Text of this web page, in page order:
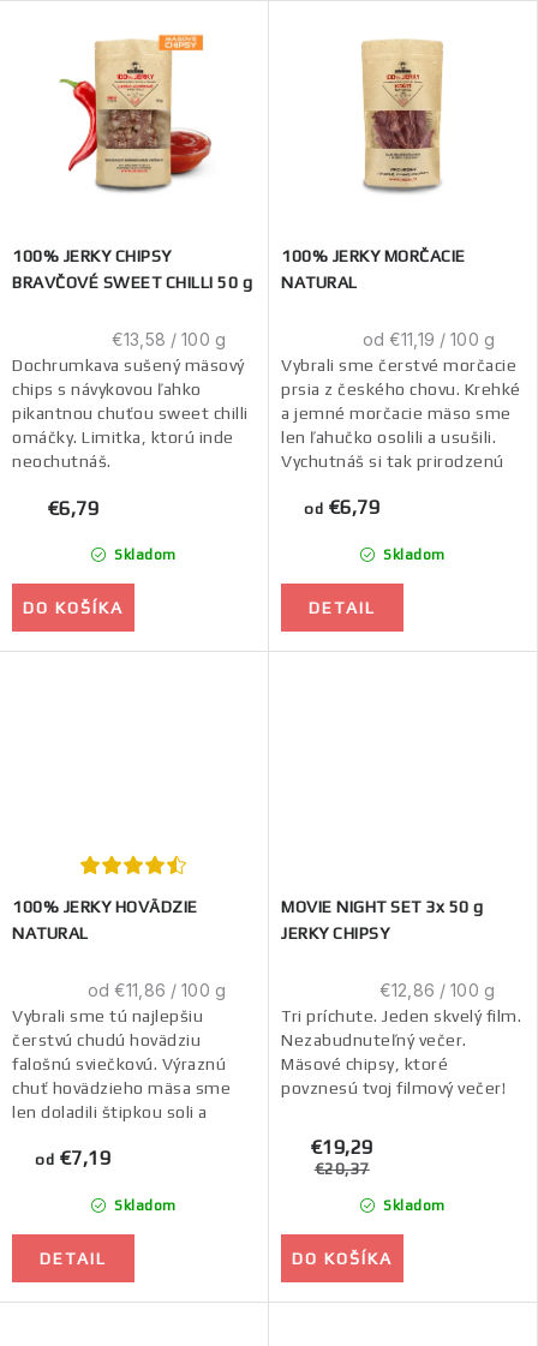
100% JERKY CHIPSY
BRAVČOVÉ SWEET CHILLI 50 g
Skladom
€6,79
Jednotková
cena:
€13,58 / 100 g
DO KOŠÍKA
Dochrumkava sušený mäsový
chips s návykovou ľahko
pikantnou chuťou sweet chilli
omáčky. Limitka, ktorú inde
neochutnáš.
100% JERKY MORČACIE
NATURAL
Skladom
od €6,79
Jednotková
cena:
od €11,19 / 100 g
DETAIL
Vybrali sme čerstvé morčacie
prsia z českého chovu. Krehké
a jemné morčacie mäso sme
len ľahučko osolili a usušili.
Vychutnáš si tak prirodzenú
ďalších...
100% JERKY HOVÄDZIE
NATURAL
Skladom
od €7,19
Jednotková
cena:
od €11,86 / 100 g
DETAIL
Vybrali sme tú najlepšiu
čerstvú chudú hovädziu
falošnú sviečkovú. Výraznú
chuť hovädzieho mäsa sme
len doladili štipkou soli a
prirodzenú lahodnú chuť...
MOVIE NIGHT SET 3x 50 g
JERKY CHIPSY
Skladom
€19,29
€20,37
Jednotková
cena:
€12,86 / 100 g
DO KOŠÍKA
Tri príchute. Jeden skvelý film.
Nezabudnuteľný večer.
Mäsové chipsy, ktoré
povznesú tvoj filmový večer!